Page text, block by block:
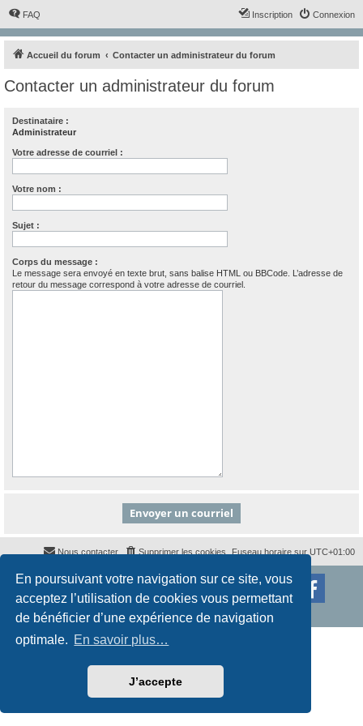
En poursuivant votre navigation sur ce site, vous
acceptez l’utilisation de cookies vous permettant
de bénéficier d’une expérience de navigation
optimale. En savoir plus…
J’accepte
FAQ Connexion
Inscription
Accueil du forum Contacter un administrateur du forum
Contacter un administrateur du forum
Destinataire :
Administrateur
Votre adresse de courriel :
Votre nom :
Sujet :
Corps du message :
Le message sera envoyé en texte brut, sans balise HTML ou BBCode. L’adresse de
retour du message correspond à votre adresse de courriel.
Fuseau horaire sur UTC+01:00
Supprimer les cookies
Nous contacter
Développé parphpBB® Forum Software © phpBB Limited
Styleproflatpar © Mazeltof2017
Confidentialité | Conditions